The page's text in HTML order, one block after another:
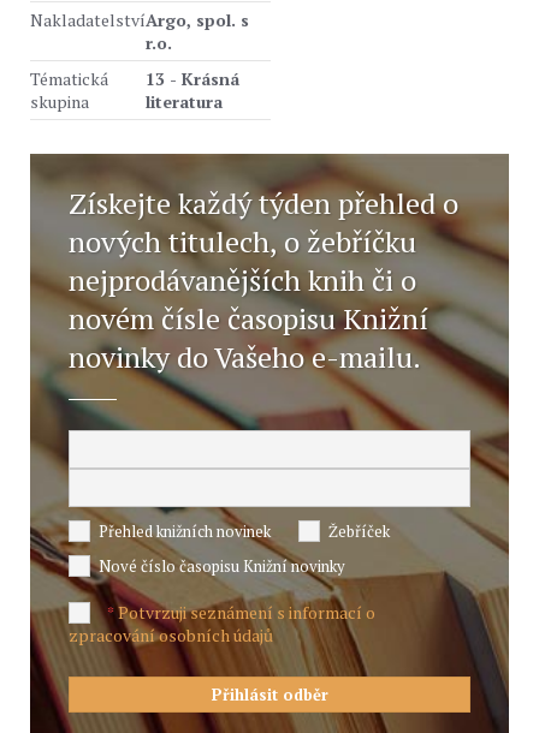
NakladatelstvíArgo, spol. s
r.o.
Tématická
skupina
13 - Krásná
literatura
Získejte každý týden přehled o
nových titulech, o žebříčku
nejprodávanějších knih či o
novém čísle časopisu Knižní
novinky do Vašeho e-mailu.
Přehled knižních novinek
Žebříček
Nové číslo časopisu Knižní novinky
*Potvrzuji seznámení s informací o
zpracování osobních údajů